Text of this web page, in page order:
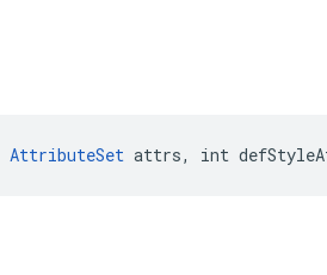
AttributeSet attrs, int